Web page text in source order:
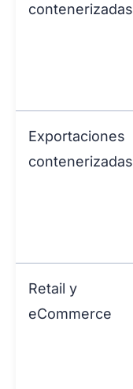
contenerizadas
Exportaciones
contenerizadas
Retail y
eCommerce